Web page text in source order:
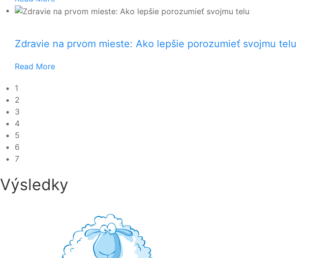
Zdravie na prvom mieste: Ako lepšie porozumieť svojmu telu
Read More
1
2
3
4
5
6
7
Výsledky